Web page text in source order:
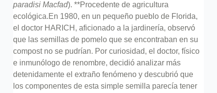
paradisi Macfad). **Procedente de agricultura
ecológica.En 1980, en un pequeño pueblo de Florida,
el doctor HARICH, aficionado a la jardinería, observó
que las semillas de pomelo que se encontraban en su
compost no se pudrían. Por curiosidad, el doctor, físico
e inmunólogo de renombre, decidió analizar más
detenidamente el extraño fenómeno y descubrió que
los componentes de esta simple semilla parecía tener